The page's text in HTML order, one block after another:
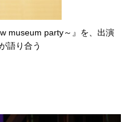
museum party～』を、出演
語り合う